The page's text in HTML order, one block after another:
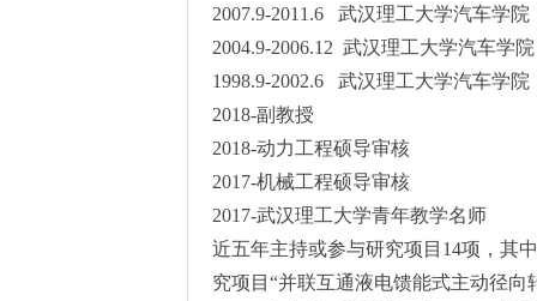
2007.9-2011.6 武汉理工大学汽车学
2004.9-2006.12 武汉理工大学汽车学
1998.9-2002.6 武汉理工大学汽车学
2018-副教授
2018-动力工程硕导审核
2017-机械工程硕导审核
2017-武汉理工大学青年教学名师
近五年主持或参与研究项目14项，其
究项目“并联互通液电馈能式主动径向